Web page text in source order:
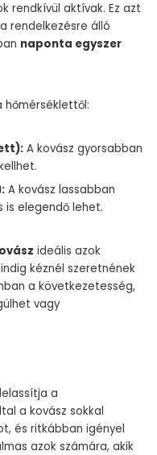
rendkívül aktívak. Ez azt
rendelkezésre álló
naponta egyszer
A kovász gyorsabban
A kovász lassabban
is elegendő lehet.
ideális azok
kéznél szeretnének
a következetesség,
vagy
a
a kovász sokkal
és ritkábban igényel
azok számára, akik